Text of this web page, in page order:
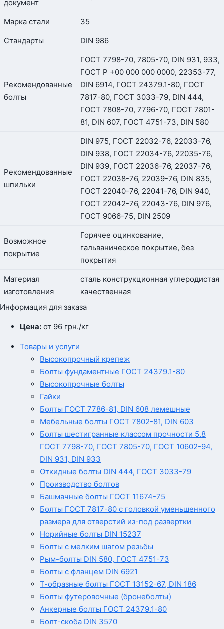
документ
Марка стали
35
Стандарты
DIN 986
Рекомендованные
болты
ГОСТ 7798-70, 7805-70, DIN 931, 933,
ГОСТ Р +00 000 000 0000, 22353-77,
DIN 6914, ГОСТ 24379.1-80, ГОСТ
7817-80, ГОСТ 3033-79, DIN 444,
ГОСТ 7808-70, 7796-70, ГОСТ 7801-
81, DIN 607, ГОСТ 4751-73, DIN 580
Рекомендованные
шпильки
DIN 975, ГОСТ 22032-76, 22033-76,
DIN 938, ГОСТ 22034-76, 22035-76,
DIN 939, ГОСТ 22036-76, 22037-76,
ГОСТ 22038-76, 22039-76, DIN 835,
ГОСТ 22040-76, 22041-76, DIN 940,
ГОСТ 22042-76, 22043-76, DIN 976,
ГОСТ 9066-75, DIN 2509
Возможное
покрытие
Горячее оцинкование,
гальваническое покрытие, без
покрытия
Материал
изготовления
сталь конструкционная углеродистая
качественная
Информация для заказа
Цена: от 96 грн./кг
Товары и услуги
Высокопрочный крепеж
Болты фундаментные ГОСТ 24379.1-80
Высокопрочные болты
Гайки
Болты ГОСТ 7786-81, DIN 608 лемешные
Мебельные болты ГОСТ 7802-81, DIN 603
Болты шестигранные классом прочности 5.8
ГОСТ 7798-70, ГОСТ 7805-70, ГОСТ 10602-94,
DIN 931, DIN 933
Откидные болты DIN 444, ГОСТ 3033-79
Производство болтов
Башмачные болты ГОСТ 11674-75
Болты ГОСТ 7817-80 с головкой уменьшенного
размера для отверстий из-под развертки
Норийные болты DIN 15237
Болты с мелким шагом резьбы
Рым-болты DIN 580, ГОСТ 4751-73
Болты с фланцем DIN 6921
Т-образные болты ГОСТ 13152-67, DIN 186
Болты футеровочные (бронеболты)
Анкерные болты ГОСТ 24379.1-80
Болт-скоба DIN 3570